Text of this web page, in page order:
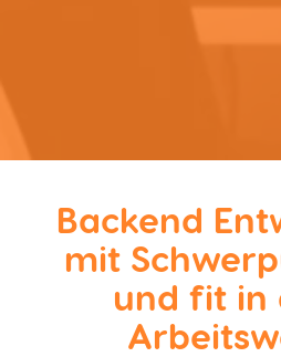
Backend
mit
und fit in